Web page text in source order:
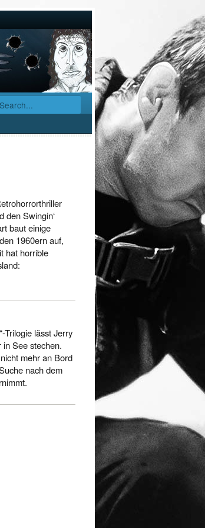
den Swingin‘
baut einige
1960ern auf,
hat horrible
Trilogie lässt Jerry
See stechen.
mehr an Bord
nach dem